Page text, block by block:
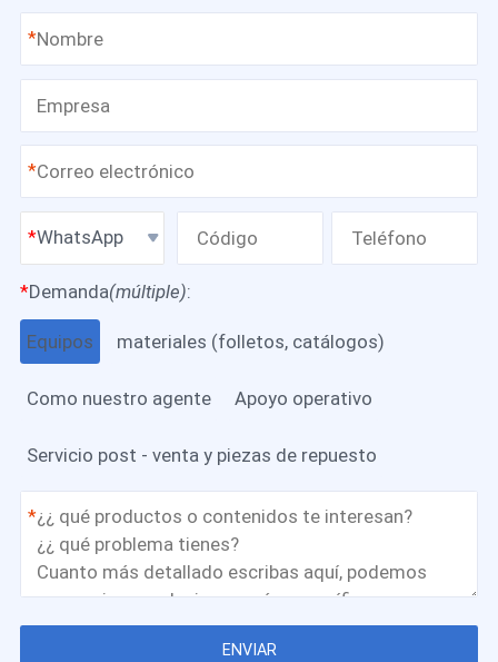
*
*
WhatsApp
*Demanda(múltiple):
Equipos materiales (folletos, catálogos)
Como nuestro agente Apoyo operativo
Servicio post - venta y piezas de repuesto
*
ENVIAR